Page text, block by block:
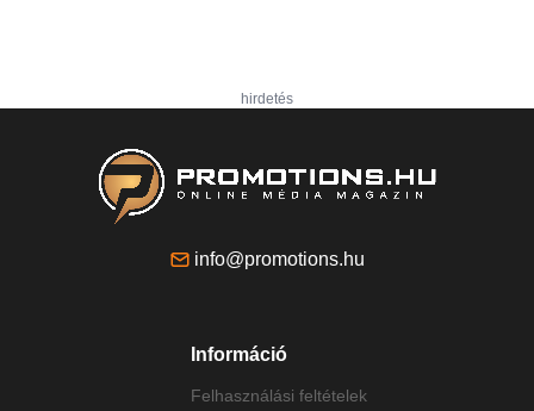
hirdetés
info@promotions.hu
Információ
Felhasználási feltételek